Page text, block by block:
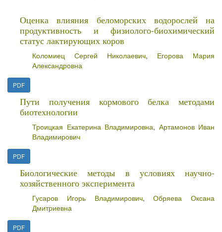
Оценка влияния беломорских водорослей на
продуктивность и физиолого-биохимический
статус лактирующих коров
Коломиец Сергей Николаевич, Егорова Мария
Александровна
PDF
Пути получения кормового белка методами
биотехнологии
Троицкая Екатерина Владимировна, Артамонов Иван
Владимирович
PDF
Биологические методы в условиях научно-
хозяйственного эксперимента
Гусаров Игорь Владимирович,Обряева Оксана
Дмитриевна
PDF